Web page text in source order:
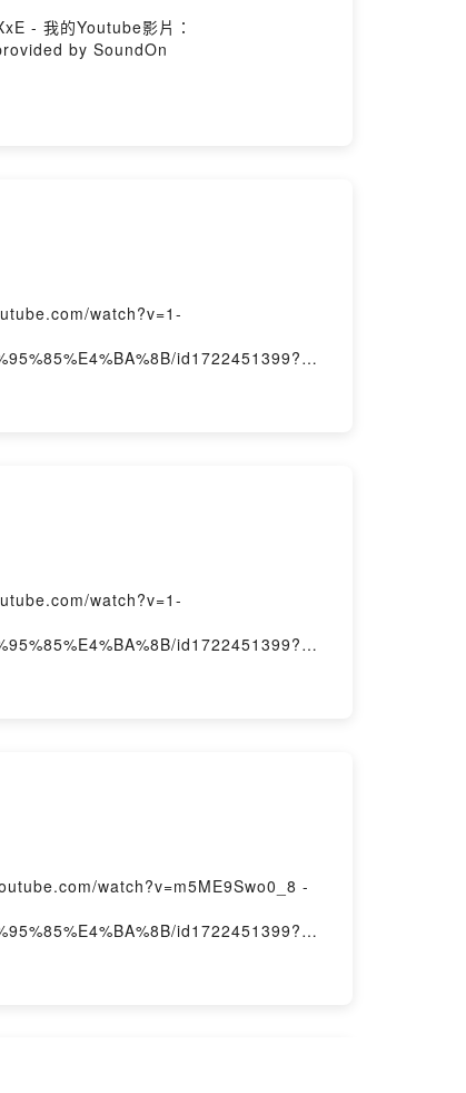
- 我的Youtube影片：
by SoundOn
watch?v=1-
id1722451399?
watch?v=1-
id1722451399?
watch?v=m5ME9Swo0_8 -
id1722451399?